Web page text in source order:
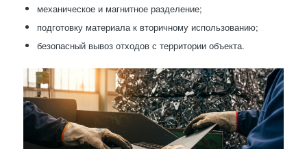
механическое и магнитное разделение;
подготовку материала к вторичному использованию;
безопасный вывоз отходов с территории объекта.